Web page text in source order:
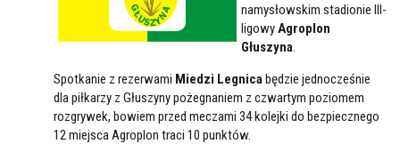
namysłowskim stadionie III-
ligowyAgroplon
Głuszyna.
Spotkanie z rezerwami Miedzi Legnicabędzie jednocześnie
dla piłkarzy z Głuszyny pożegnaniem z czwartym poziomem
rozgrywek, bowiem przed meczami 34 kolejki do bezpiecznego
12 miejsca Agroplon traci 10 punktów.